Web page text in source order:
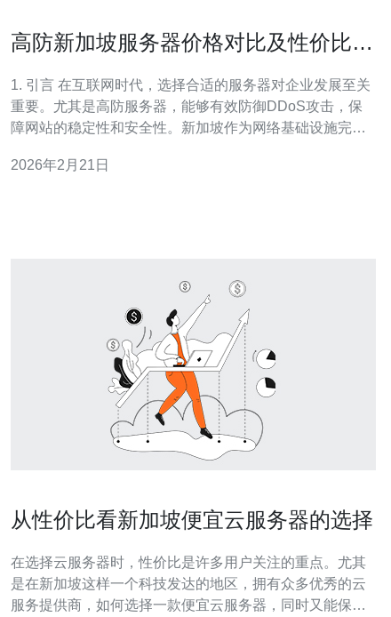
高防新加坡服务器价格对比及性价比分
1. 引言 在互联网时代，选择合适的服务器对企业发展至关
重要。尤其是高防服务器，能够有效防御DDoS攻击，保
障网站的稳定性和安全性。新加坡作为网络基础设施完善
加坡服务器的价格进行详细对比，并分析其性价比，帮助
2026年2月21日
从性价比看新加坡便宜云服务器的选择
在选择云服务器时，性价比是许多用户关注的重点。尤其
是在新加坡这样一个科技发达的地区，拥有众多优秀的云
服务提供商，如何选择一款便宜云服务器，同时又能保证